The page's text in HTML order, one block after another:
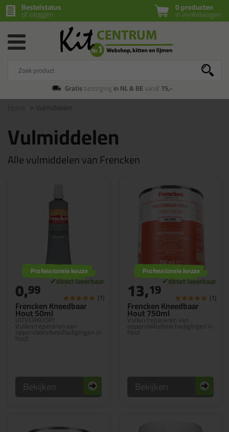
0 producten
in winkelwagen
Bestelstatus
of inloggen
Gratisbezorging in NL & BEvanaf75,-
Vulmiddelen
Vulmiddelen
Alle vulmiddelen van Frencken
Frencken Kneedbaar
Hout 50ml
UITVERKOOP!
Vullen/repareren van
oppervlaktebeschadigingen in
hout
Professionele keuze
0,99 (1)
Bekijken
Frencken Kneedbaar
Hout 750ml
Vullen/repareren van
oppervlaktebeschadigingen in
hout
Professionele keuze
13,19 (1)
Bekijken